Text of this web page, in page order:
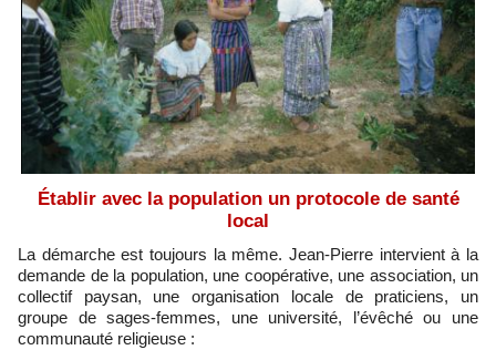
Établir avec la population un protocole de santé
local
La démarche est toujours la même. Jean-Pierre intervient à la
demande de la population, une coopérative, une association, un
collectif paysan, une organisation locale de praticiens, un
groupe de sages-femmes, une université, l’évêché ou une
communauté religieuse :